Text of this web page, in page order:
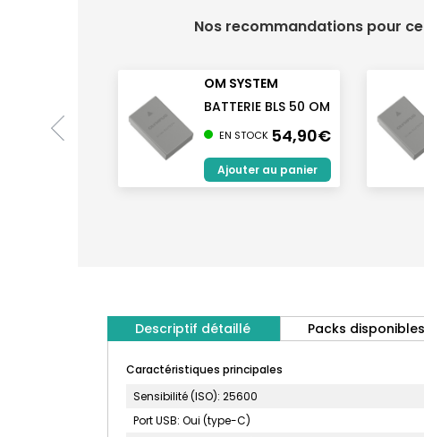
Nos recommandations pour
OM SYSTEM
BATTERIE BLS 50 OM
54,90€
EN STOCK
Ajouter au panier
Descriptif détaillé Packs disponibles
Caractéristiques principales
Sensibilité (ISO): 25600
Port USB: Oui (type-C)